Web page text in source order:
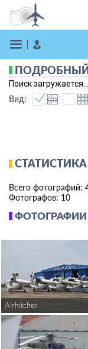
ФОТОГРАФИИ
Airhitcher
Поиск загружается...
Вид:
Всего фотографий:
Фотографов: 10